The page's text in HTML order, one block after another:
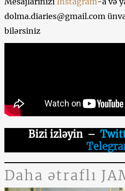
dolma.diaries@gmail.com
bilərsiniz
Bizi izləyin–
Daha ətraflı